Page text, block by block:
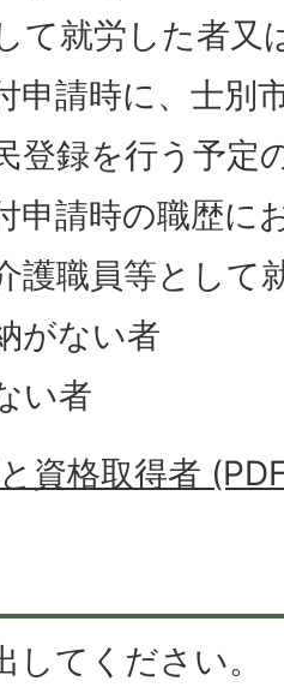
て就労した者又
申請時に、士別
登録を行う予定
申請時の職歴に
護職員等として
がない者
い者
資格取得者
してください。